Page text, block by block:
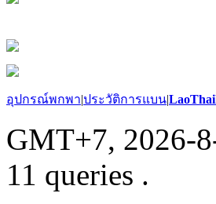
อุปกรณ์พกพา|ประวัติการแบน|
GMT+7, 2026-
11 queries .